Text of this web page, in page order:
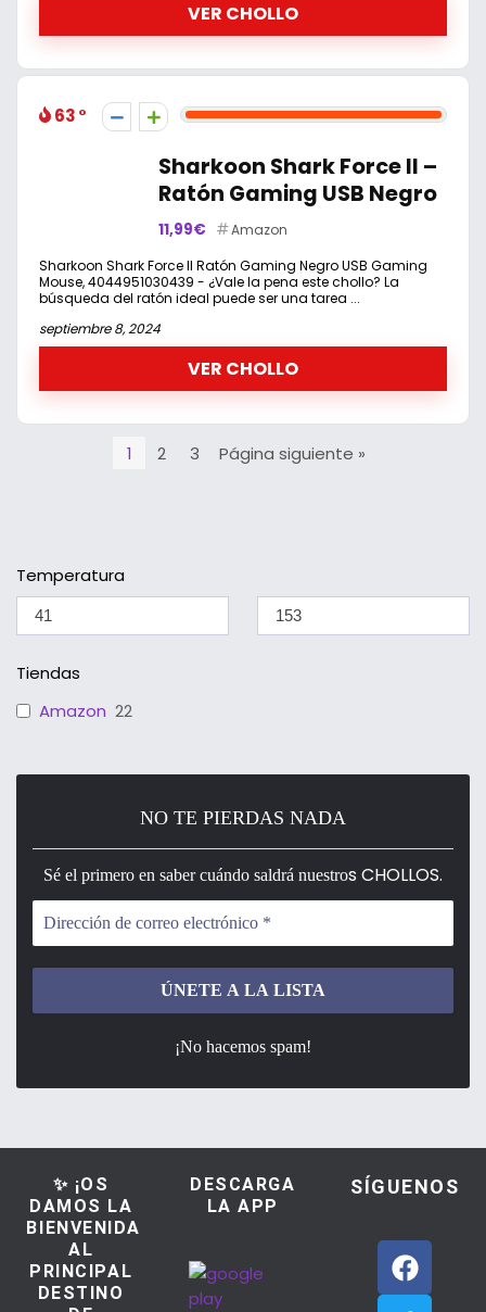
VER CHOLLO
63
Sharkoon Shark Force II –
Ratón Gaming USB Negro
11,99€
Amazon
Sharkoon Shark Force II Ratón Gaming Negro USB Gaming
Mouse, 4044951030439 - ¿Vale la pena este chollo? La
búsqueda del ratón ideal puede ser una tarea ...
septiembre 8, 2024
VER CHOLLO
1 2 3 Página siguiente »
Temperatura
Tiendas
Amazon 22
NO TE PIERDAS NADA
Sé el primero en saber cuándo saldrá nuestros CHOLLOS.
¡No hacemos spam!
✨ ¡OS
DAMOS LA
BIENVENIDA
AL
PRINCIPAL
DESTINO
DESCARGA
LA APP
SÍGUENOS